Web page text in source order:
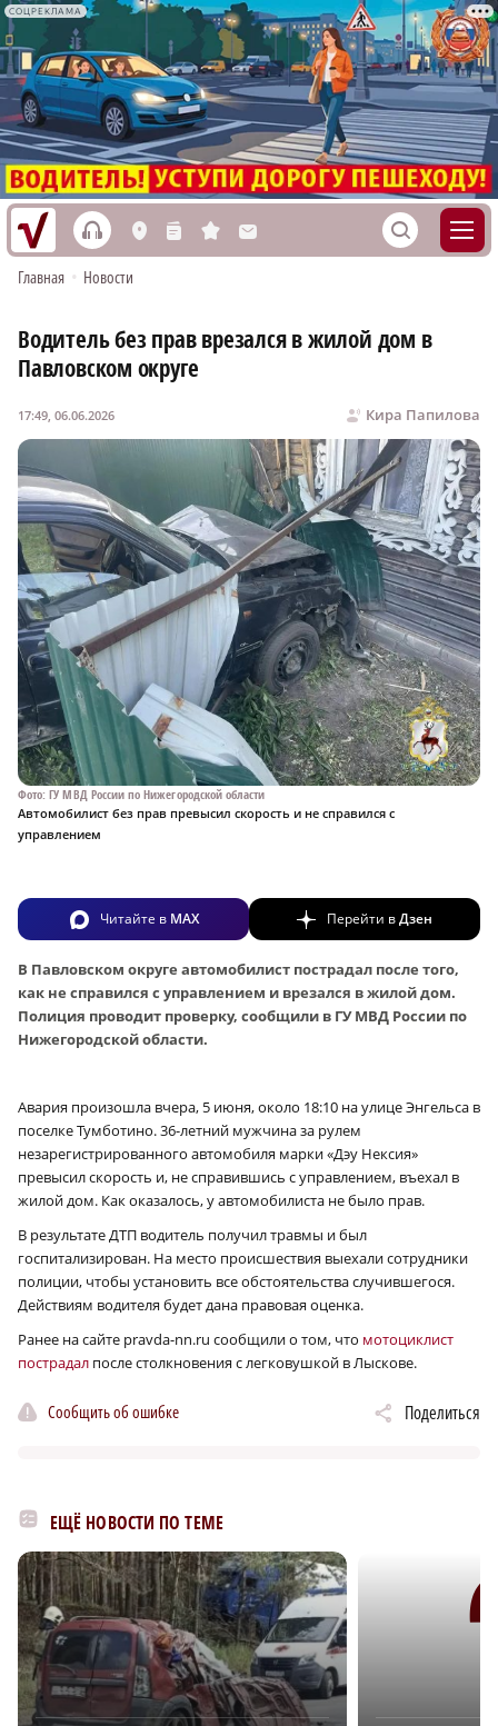
СОЦРЕКЛАМА
h L n s M S
Главная • Новости
Водитель без прав врезался в жилой дом в
Павловском округе
Кира Папилова
17:49, 06.06.2026
Фото: ГУ МВД России по Нижегородской области
Автомобилист без прав превысил скорость и не справился с
управлением
Читайте в MAX Перейти вДзен
В Павловском округе автомобилист пострадал после того,
как не справился с управлением и врезался в жилой дом.
Полиция проводит проверку, сообщили в ГУ МВД России по
Нижегородской области.
Авария произошла вчера, 5 июня, около 18:10 на улице Энгельса в
поселке Тумботино. 36-летний мужчина за рулем
незарегистрированного автомобиля марки «Дэу Нексия»
превысил скорость и, не справившись с управлением, въехал в
жилой дом. Как оказалось, у автомобилиста не было прав.
В результате ДТП водитель получил травмы и был
госпитализирован. На место происшествия выехали сотрудники
полиции, чтобы установить все обстоятельства случившегося.
Действиям водителя будет дана правовая оценка.
Ранее на сайте pravda-nn.ru сообщили о том, что мотоциклист
пострадал после столкновения с легковушкой в Лыскове.
Сообщить об ошибке Поделиться
ЕЩЁ НОВОСТИ ПО ТЕМЕ